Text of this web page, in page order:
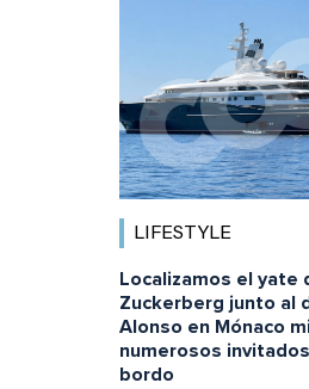
LIFESTYLE
Localizamos el yate
Zuckerberg junto al
Alonso en Mónaco
numerosos
bordo